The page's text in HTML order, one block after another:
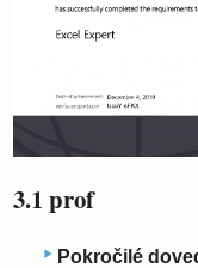
3.1 prof
Pokročilé